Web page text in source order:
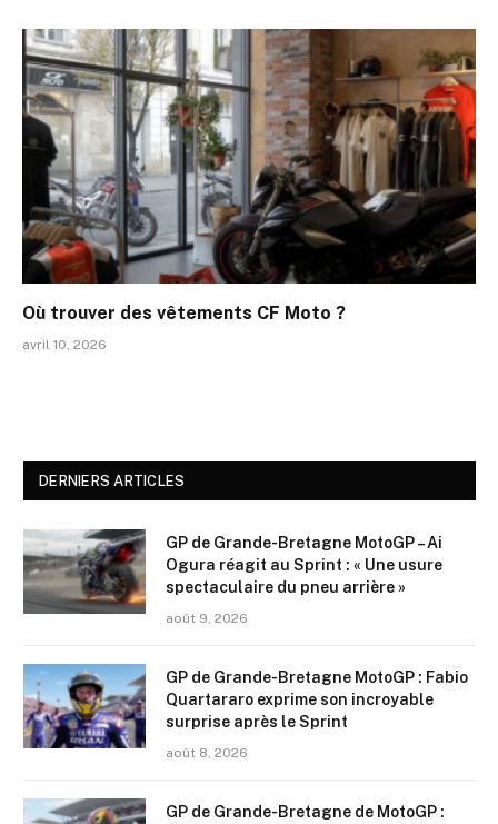
Où trouver des vêtements CF Moto ?
avril 10, 2026
DERNIERS ARTICLES
GP de Grande-Bretagne MotoGP – Ai
Ogura réagit au Sprint : « Une usure
spectaculaire du pneu arrière »
août 9, 2026
GP de Grande-Bretagne MotoGP : Fabio
Quartararo exprime son incroyable
surprise après le Sprint
août 8, 2026
GP de Grande-Bretagne de MotoGP :